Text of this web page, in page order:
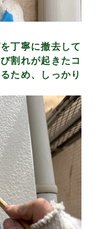
丁寧に撤去して
割れが起きたコ
ため、しっかり